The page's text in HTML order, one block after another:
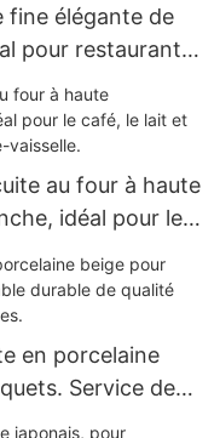
fine élégante de
pour restaurants
en grande
au four à haute
idéal pour le
micro-ondes et
en porcelaine
Service de
: